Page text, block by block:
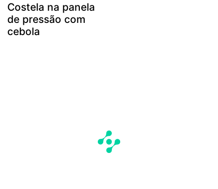
Costela na panela
de pressão com
cebola